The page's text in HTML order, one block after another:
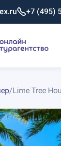
+7 (495)
/Lime Tree